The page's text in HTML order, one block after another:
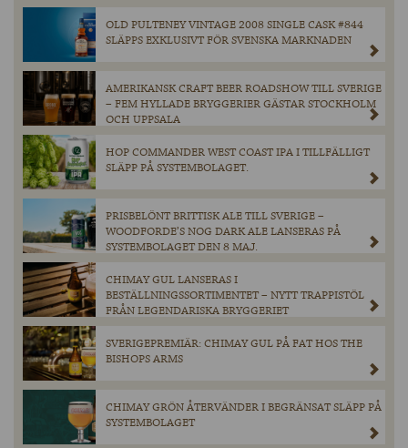
OLD PULTENEY VINTAGE 2008 SINGLE CASK #844
SLÄPPS EXKLUSIVT FÖR SVENSKA MARKNADEN
AMERIKANSK CRAFT BEER ROADSHOW TILL SVERIGE
– FEM HYLLADE BRYGGERIER GÄSTAR STOCKHOLM
OCH UPPSALA
HOP COMMANDER WEST COAST IPA I TILLFÄLLIGT
SLÄPP PÅ SYSTEMBOLAGET.
PRISBELÖNT BRITTISK ALE TILL SVERIGE –
WOODFORDE’S NOG DARK ALE LANSERAS PÅ
SYSTEMBOLAGET DEN 8 MAJ.
CHIMAY GUL LANSERAS I
BESTÄLLNINGSSORTIMENTET – NYTT TRAPPISTÖL
FRÅN LEGENDARISKA BRYGGERIET
SVERIGEPREMIÄR: CHIMAY GUL PÅ FAT HOS THE
BISHOPS ARMS
CHIMAY GRÖN ÅTERVÄNDER I BEGRÄNSAT SLÄPP PÅ
SYSTEMBOLAGET